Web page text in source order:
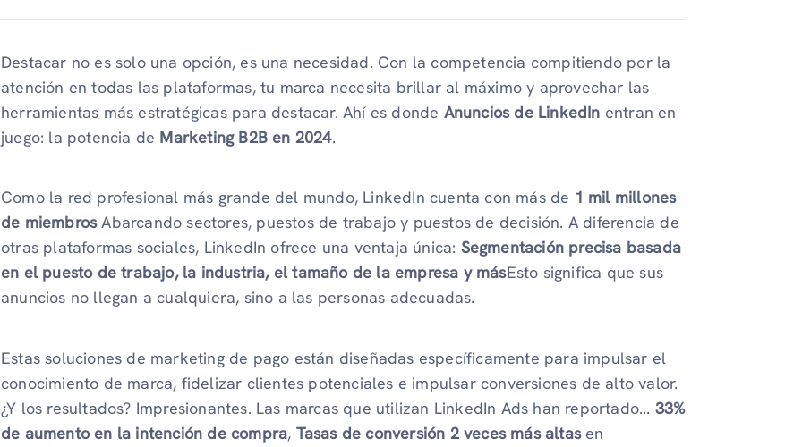
Destacar no es solo una opción, es una necesidad. Con la competencia compitiendo por la
atención en todas las plataformas, tu marca necesita brillar al máximo y aprovechar las
herramientas más estratégicas para destacar. Ahí es donde Anuncios de LinkedIn entran en
juego: la potencia de Marketing B2B en 2024.
Como la red profesional más grande del mundo, LinkedIn cuenta con más de 1 mil millones
de miembrosAbarcando sectores, puestos de trabajo y puestos de decisión. A diferencia de
otras plataformas sociales, LinkedIn ofrece una ventaja única: Segmentación precisa basada
en el puesto de trabajo, la industria, el tamaño de la empresa y másEsto significa que sus
anuncios no llegan a cualquiera, sino a las personas adecuadas.
Estas soluciones de marketing de pago están diseñadas específicamente para impulsar el
conocimiento de marca, fidelizar clientes potenciales e impulsar conversiones de alto valor.
¿Y los resultados? Impresionantes. Las marcas que utilizan LinkedIn Ads han reportado... 33%
de aumento en la intención de compra, Tasas de conversión 2 veces más altasen